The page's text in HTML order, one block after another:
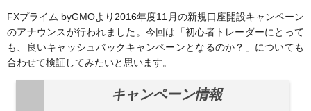
FXプライム byGMOより2016年度11月の新規口座開設キャンペーン
のアナウンスが行われました。今回は「初心者トレーダーにとって
も、良いキャッシュバックキャンペーンとなるのか？」についても
合わせて検証してみたいと思います。
キャンペーン情報